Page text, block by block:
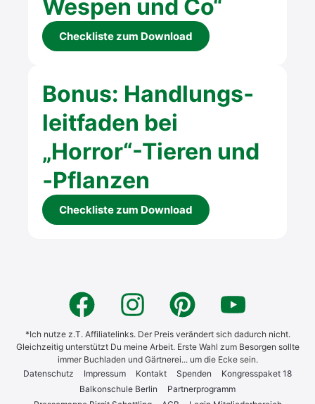
Wes­pen und Co“
Check­lis­te zum Down­load
Bonus: Hand­lungs­
leit­fa­den bei
„Horror“-Tieren und
‑Pflan­zen
Check­lis­te zum Down­load
*Ich nutze z.T. Affiliatelinks. Der Preis verändert sich dadurch nicht.
Gleichzeitig unterstützt Du meine Arbeit. Erste Wahl zum Besorgen sollte
immer Buchladen und Gärtnerei... um die Ecke sein.
Daten­schutz
Impres­sum Kon­takt Spen­den
Kon­gress­pa­ket 18
Bal­kon­schu­le Ber­lin
Part­ner­pro­gramm